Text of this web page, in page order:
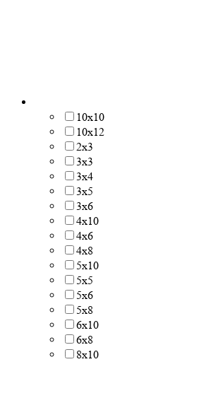
10x10
10x12
2x3
3x3
3x4
3x5
3x6
4x10
4x6
4x8
5x10
5x5
5x6
5x8
6x10
6x8
8x10